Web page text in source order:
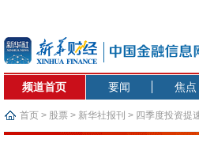
频道首页 要闻 焦点
首页 > 股票 > 新华社报刊 > 四季度投资提